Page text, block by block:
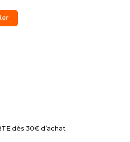
dès 30€ d’achat